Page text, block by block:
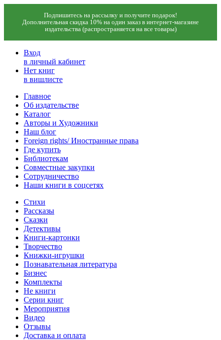
Подпишитесь на рассылку и получите подарок!
Дополнительная скидка 10% на один заказ в интернет-магазине
издательства (распространяется на все товары)
Вход
в личный кабинет
Нет книг
в вишлисте
Главное
Об издательстве
Каталог
Авторы и Художники
Наш блог
Foreign rights/ Иностранные права
Где купить
Библиотекам
Совместные закупки
Сотрудничество
Наши книги в соцсетях
Стихи
Рассказы
Сказки
Детективы
Книги-картонки
Творчество
Книжки-игрушки
Познавательная литература
Бизнес
Комплекты
Не книги
Серии книг
Мероприятия
Видео
Отзывы
Доставка и оплата